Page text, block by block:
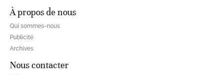
À propos de nous
Qui sommes-nous
Publicité
Archives
Nous contacter